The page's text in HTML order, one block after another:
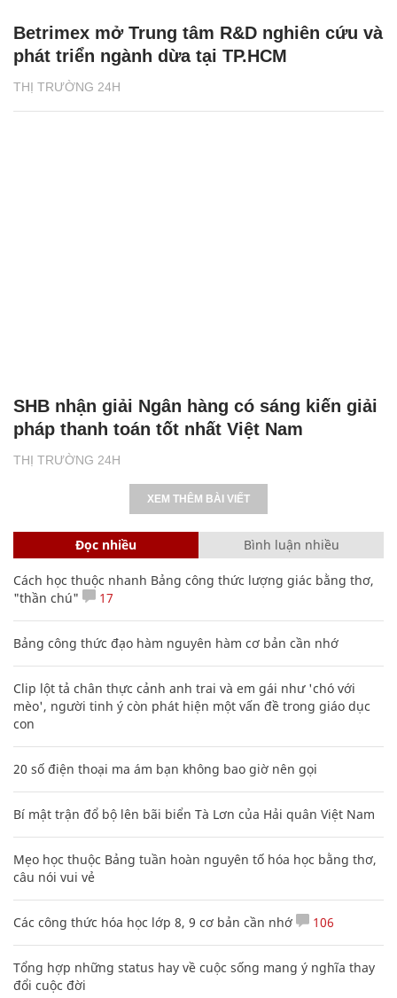
THỊ TRƯỜNG 24H
Betrimex mở Trung tâm R&D nghiên cứu và
phát triển ngành dừa tại TP.HCM
THỊ TRƯỜNG 24H
SHB nhận giải Ngân hàng có sáng kiến giải
pháp thanh toán tốt nhất Việt Nam
XEM THÊM BÀI VIẾT
Đọc nhiều Bình luận nhiều
Cách học thuộc nhanh Bảng công thức lượng giác bằng thơ,
"thần chú"
17
Bảng công thức đạo hàm nguyên hàm cơ bản cần nhớ
Clip lột tả chân thực cảnh anh trai và em gái như 'chó với
mèo', người tinh ý còn phát hiện một vấn đề trong giáo dục
con
20 số điện thoại ma ám bạn không bao giờ nên gọi
Bí mật trận đổ bộ lên bãi biển Tà Lơn của Hải quân Việt Nam
Mẹo học thuộc Bảng tuần hoàn nguyên tố hóa học bằng thơ,
câu nói vui vẻ
Các công thức hóa học lớp 8, 9 cơ bản cần nhớ 106
Tổng hợp những status hay về cuộc sống mang ý nghĩa thay
đổi cuộc đời